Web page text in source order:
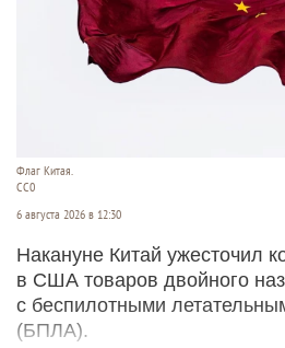
Флаг Китая.
CC0
6 августа 2026 в 12:30
Накануне Китай ужесточил
в США товаров двойного
с беспилотными
(БПЛА).